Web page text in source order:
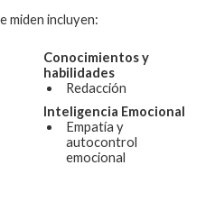
miden incluyen:
Conocimientos y
habilidades
Redacción
Inteligencia Emocional
Empatía y
autocontrol
emocional